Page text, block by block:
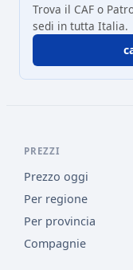
Trova il CAF o
sedi in tutta Italia.
PREZZI
Prezzo oggi
Per regione
Per provincia
Compagnie